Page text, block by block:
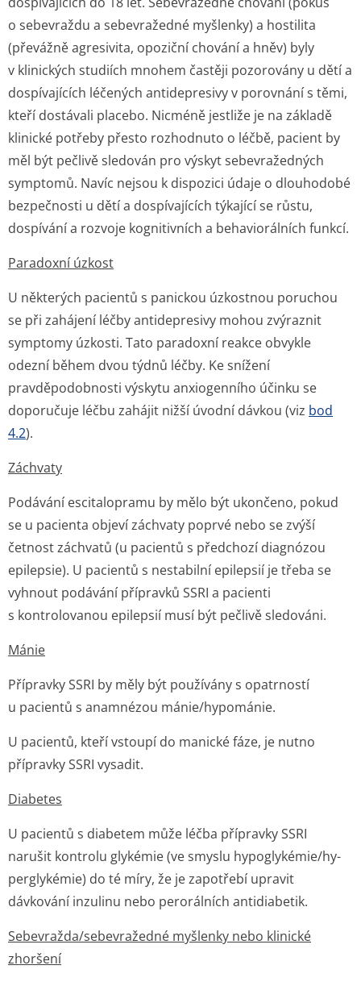
o sebevraždu a sebevražedné myšlenky) a hostilita
(převážně agresivita, opoziční chování a hněv) byly
v klinických studiích mnohem častěji pozorovány u dětí a
dospívajících léčených antidepresivy v porovnání s těmi,
kteří dostávali placebo. Nicméně jestliže je na základě
klinické potřeby přesto rozhodnuto o léčbě, pacient by
měl být pečlivě sledován pro výskyt sebevražedných
symptomů. Navíc nejsou k dispozici údaje o dlouhodobé
bezpečnosti u dětí a dospívajících týkající se růstu,
dospívání a rozvoje kognitivních a behaviorálních funkcí.
Paradoxní úzkost
U některých pacientů s panickou úzkostnou poruchou
se při zahájení léčby antidepresivy mohou zvýraznit
symptomy úzkosti. Tato paradoxní reakce obvykle
odezní během dvou týdnů léčby. Ke snížení
pravděpodobnosti výskytu anxiogenního účinku se
doporučuje léčbu zahájit nižší úvodní dávkou (viz bod
4.2).
Záchvaty
Podávání escitalopramu by mělo být ukončeno, pokud
se u pacienta objeví záchvaty poprvé nebo se zvýší
četnost záchvatů (u pacientů s předchozí diagnózou
epilepsie). U pacientů s nestabilní epilepsií je třeba se
vyhnout podávání přípravků SSRI a pacienti
s kontrolovanou epilepsií musí být pečlivě sledováni.
Mánie
Přípravky SSRI by měly být používány s opatrností
u pacientů s anamnézou mánie/hypománie.
U pacientů, kteří vstoupí do manické fáze, je nutno
přípravky SSRI vysadit.
Diabetes
U pacientů s diabetem může léčba přípravky SSRI
narušit kontrolu glykémie (ve smyslu hypoglykémie/hy­
perglykémie) do té míry, že je zapotřebí upravit
dávkování inzulinu nebo perorálních antidiabetik.
Sebevražda/se­bevražedné myšlenky nebo klinické
zhoršení